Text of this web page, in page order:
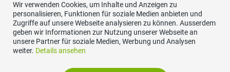
Besuchen Sie uns bei:
Wir verwenden Cookies, um Inhalte und Anzeigen zu
personalisieren, Funktionen für soziale Medien anbieten und
Zugriffe auf unsere Webseite analysieren zu können. Ausserdem
geben wir Informationen zur Nutzung unserer Webseite an
unsere Partner für soziale Medien, Werbung und Analysen
weiter. Details ansehen